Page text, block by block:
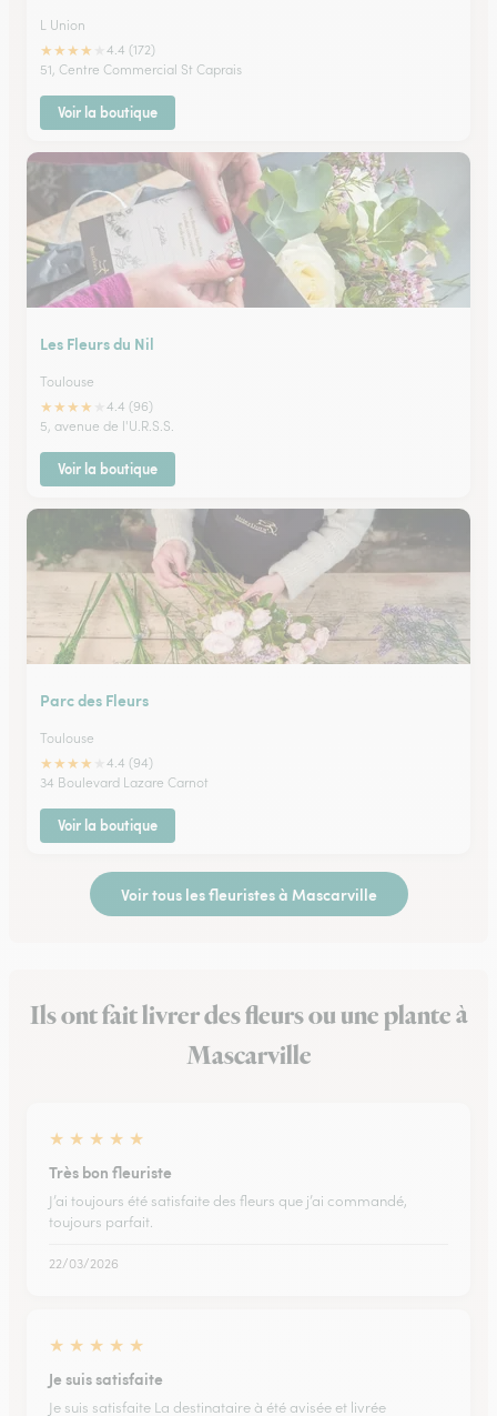
L Union
★★★★
4.4 (172)
51, Centre Commercial St Caprais
Voir la boutique
Les Fleurs du Nil
Toulouse
★★★★
4.4 (96)
5, avenue de l'U.R.S.S.
Voir la boutique
Parc des Fleurs
Toulouse
★★★★
4.4 (94)
34 Boulevard Lazare Carnot
Voir la boutique
Voir tous les fleuristes à Mascarville
Ils ont fait livrer des fleurs ou une plante à
Mascarville
★ ★ ★ ★ ★
Très bon fleuriste
J’ai toujours été satisfaite des fleurs que j’ai commandé,
toujours parfait.
22/03/2026
★ ★ ★ ★ ★
Je suis satisfaite
Je suis satisfaite La destinataire à été avisée et livrée